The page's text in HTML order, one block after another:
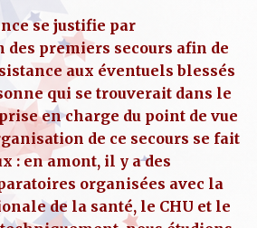
se justifie par
des premiers secours afin de
aux éventuels blessés
qui se trouverait dans le
en charge du point de vue
de ce secours se fait
: en amont, il y a des
organisées avec la
de la santé, le CHU et le